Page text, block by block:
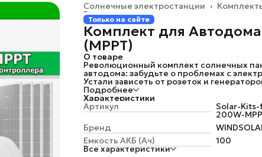
Солнечные электростанции ›
Главная ›
Только на сайте
Комплект для
(MPPT)
О товаре
Революционный комплект солнечных
автодома: забудьте о проблемах с
Устали зависеть от розеток и
Представляем вам идеальное решение
путешествий — профессиональный
батарей для автодома, который
энергией в любом уголке планеты!
Почему наши солнечные панели для
вам нужно
Полная энергетическая независимость —
поисках мест для подзарядки
Подробнее
Характеристики
Артикул Solar-
200W-
Бренд
Eмкость АКБ (Ач)
100
Все характеристики